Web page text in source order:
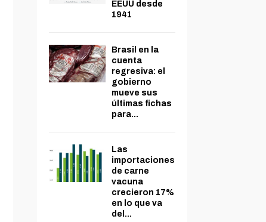
EEUU desde
1941
Brasil en la
cuenta
regresiva: el
gobierno
mueve sus
últimas fichas
para...
Las
importaciones
de carne
vacuna
crecieron 17%
en lo que va
del...